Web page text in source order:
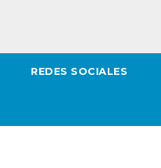
REDES SOCIALES